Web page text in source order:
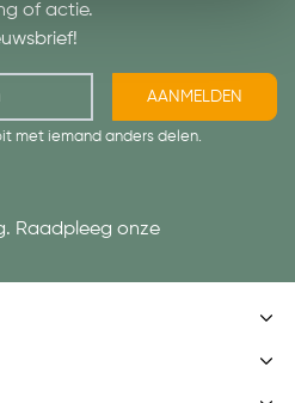
of actie.
AANMELDEN
met iemand anders delen.
Raadpleeg onze